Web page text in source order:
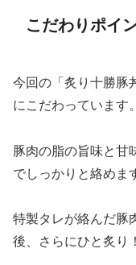
こだわりポイ
今回の「炙り十勝豚
にこだわっています。
豚肉の脂の旨味と甘
でしっかりと絡めま
特製タレが絡んだ豚
後、さらにひと炙り！